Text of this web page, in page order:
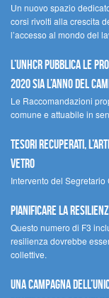
Un nuovo spazio
corsi rivolti alla crescita
l’accesso al mondo del
L’UNHCR pubblica le
2020 sia l’anno del
Le Raccomandazioni
comune e attuabile in
Tesori recuperati,
Vetro
Intervento del
Pianificare la
Questo numero di F3
resilienza dovrebbe
collettive.
Una campagna